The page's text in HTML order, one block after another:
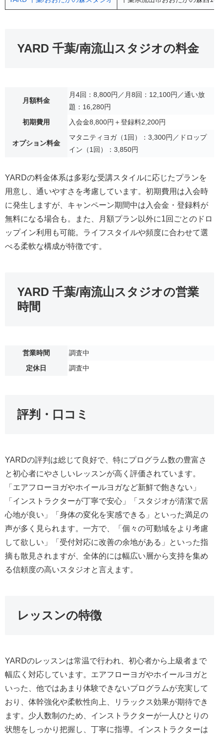
YARD 千葉/南流山スタジオの料金
月額料金
月4回：8,800円／月8回：12,100円／通い放
題：16,280円
初期費用
入会金8,800円＋登録料2,200円
オプション料金
マタニティヨガ（1回）：3,300円／ドロップ
イン（1回）：3,850円
YARDの料金体系は多彩な受講スタイルに応じたプランを
用意し、通いやすさを考慮しています。初期費用は入会時
に発生しますが、キャンペーン期間中は入会金・登録料が
無料になる場合も。また、月額プラン以外に1回ごとのドロ
ップイン利用も可能。ライフスタイルや頻度に合わせて選
べる柔軟な構成が特徴です。
YARD 千葉/南流山スタジオの営業
時間
営業時間
調査中
定休日
調査中
評判・口コミ
YARDの評判は総じて良好で、特にプログラム数の豊富さ
と初心者にやさしいレッスンが高く評価されています。
「エアフローヨガやホイールヨガなど新鮮で飽きない」
「インストラクターが丁寧で安心」「スタジオが清潔で居
心地が良い」「身体の変化を実感できる」といった満足の
声が多く見られます。一方で、「個々の可動域をより考慮
して欲しい」「受付対応に改善の余地がある」といった指
摘も散見されますが、全体的には幅広い層から支持を集め
る信頼度の高いスタジオと言えます。
レッスンの特徴
YARDのレッスンは常温で行われ、初心者から上級者まで
幅広く対応しています。エアフローヨガやホイールヨガと
いった、他ではあまり体験できないプログラムが充実して
おり、体幹強化や柔軟性向上、リラックス効果が期待でき
ます。少人数制のため、インストラクターが一人ひとりの
状態をしっかり把握し、丁寧に指導。インストラクターは